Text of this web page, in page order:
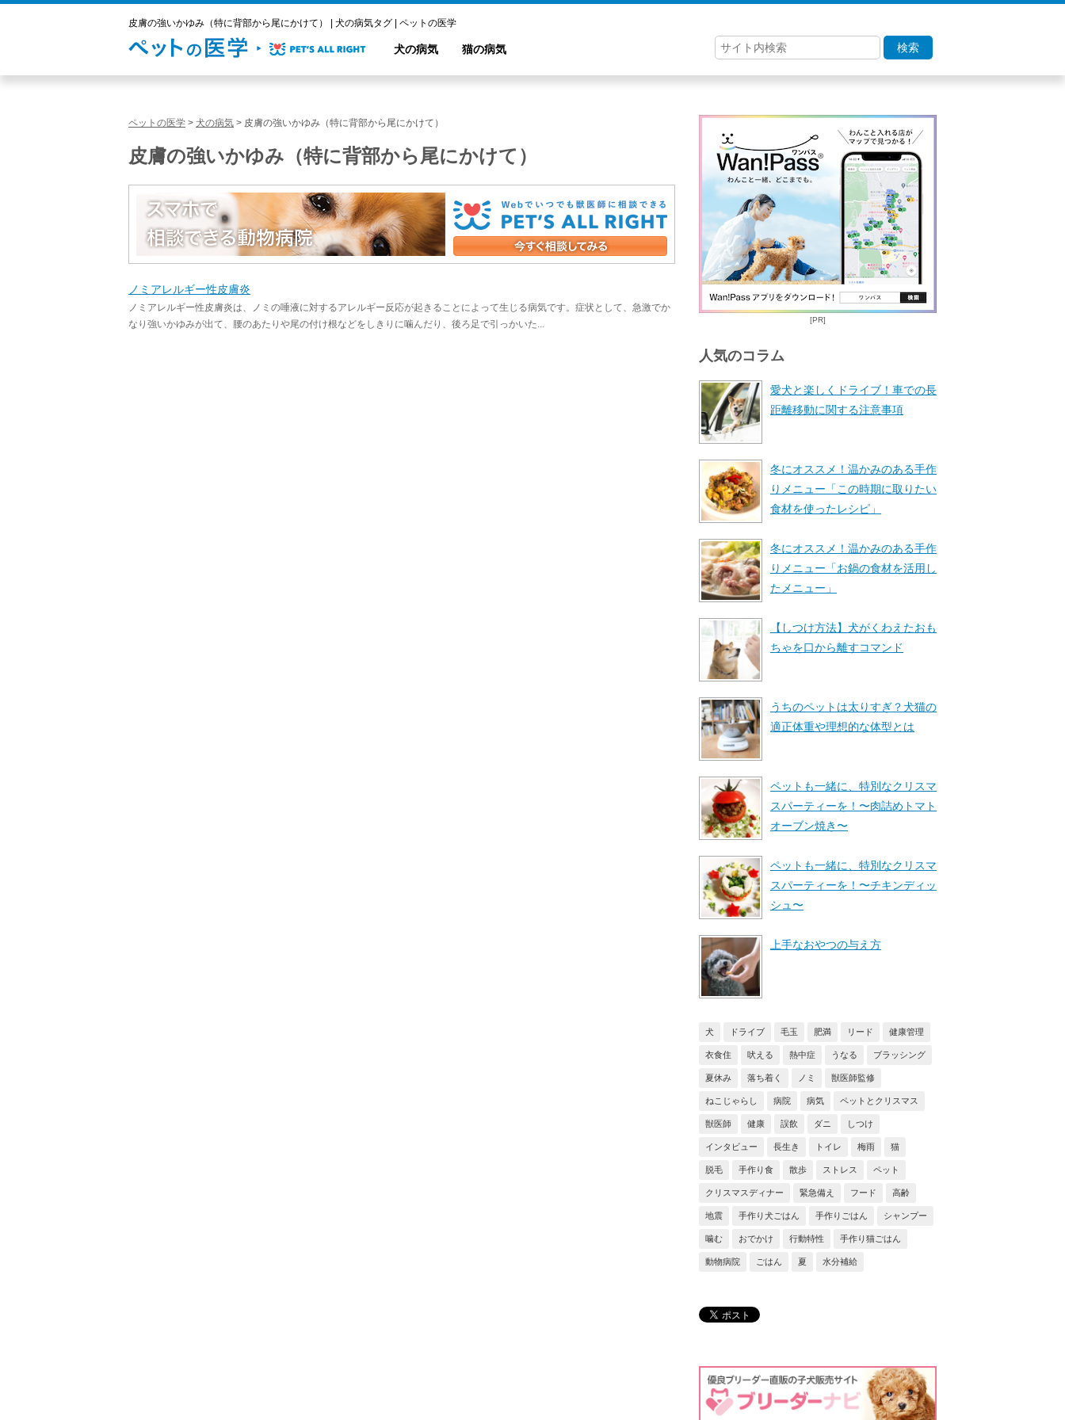
皮膚の強いかゆみ（特に背部から尾にかけて） | 犬の病気タグ | ペットの医学
犬の病気 猫の病気 検索
ペットの医学 > 犬の病気 > 皮膚の強いかゆみ（特に背部から尾にかけて）
皮膚の強いかゆみ（特に背部から尾にかけて）
ノミアレルギー性皮膚炎
ノミアレルギー性皮膚炎は、ノミの唾液に対するアレルギー反応が起きることによって生じる病気です。症状として、急激でか
なり強いかゆみが出て、腰のあたりや尾の付け根などをしきりに噛んだり、後ろ足で引っかいた...
[PR]
人気のコラム
愛犬と楽しくドライブ！車での長
距離移動に関する注意事項
冬にオススメ！温かみのある手作
りメニュー「この時期に取りたい
食材を使ったレシピ」
冬にオススメ！温かみのある手作
りメニュー「お鍋の食材を活用し
たメニュー」
【しつけ方法】犬がくわえたおも
ちゃを口から離すコマンド
うちのペットは太りすぎ？犬猫の
適正体重や理想的な体型とは
ペットも一緒に、特別なクリスマ
スパーティーを！〜肉詰めトマト
オーブン焼き〜
ペットも一緒に、特別なクリスマ
スパーティーを！〜チキンディッ
シュ〜
上手なおやつの与え方
犬 ドライブ 毛玉 肥満 リード 健康管理
衣食住 吠える 熱中症 うなる ブラッシング
夏休み 落ち着く ノミ 獣医師監修
ねこじゃらし 病院 病気 ペットとクリスマス
獣医師 健康 誤飲 ダニ しつけ
インタビュー 長生き トイレ 梅雨 猫
脱毛 手作り食 散歩 ストレス ペット
クリスマスディナー 緊急備え フード 高齢
地震 手作り犬ごはん 手作りごはん シャンプー
噛む おでかけ 行動特性 手作り猫ごはん
動物病院 ごはん 夏 水分補給